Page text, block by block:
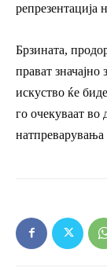
репрезентација
Брзината,
прават значајно
искуство ќе
го очекуваат во
натпреварувања